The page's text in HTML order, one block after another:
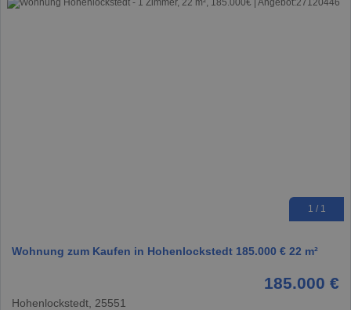
1 / 1
Wohnung zum Kaufen in Hohenlockstedt 185.000 € 22 m²
185.000 €
Hohenlockstedt, 25551